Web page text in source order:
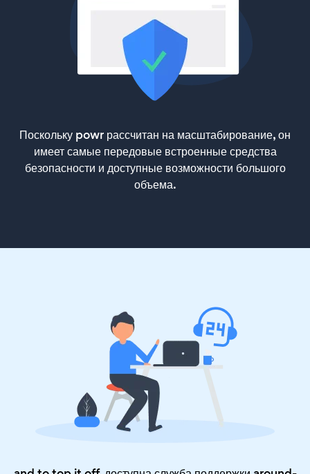
Поскольку powr рассчитан на масштабирование, он
имеет самые передовые встроенные средства
безопасности и доступные возможности большого
объема.